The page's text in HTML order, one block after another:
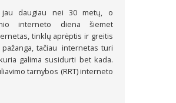
jau daugiau nei 30 metų, o
interneto diena šiemet
tinklų aprėptis ir greitis
tačiau internetas turi
galima susidurti bet kada.
tarnybos (RRT) interneto